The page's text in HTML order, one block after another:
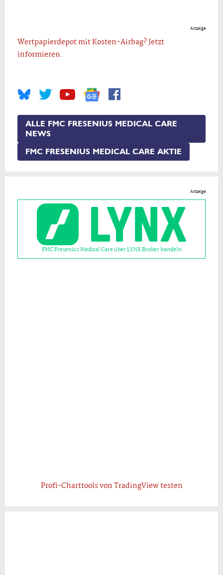
Anzeige
Wertpapierdepot mit Kosten-Airbag? Jetzt
informieren.
ALLE FMC FRESENIUS MEDICAL CARE
NEWS
FMC FRESENIUS MEDICAL CARE AKTIE
Anzeige
FMC Fresenius Medical Care über LYNX Broker handeln
Profi-Charttools von TradingView testen